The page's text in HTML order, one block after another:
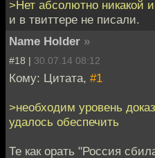
>Нет абсолютно никакой
и в твиттере не писали.
Name Holder »
#18 | 30.07.14 08:12
Кому: Цитата, #1
>необходим уровень
удалось обеспечить
Те как орать "Россия